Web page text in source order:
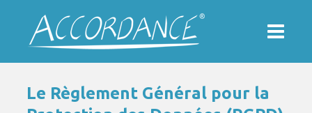
Le Règlement Général pour la